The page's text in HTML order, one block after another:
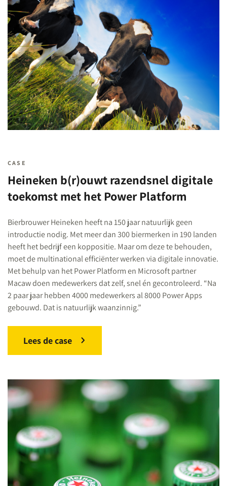
CASE
Heineken b(r)ouwt razendsnel digitale
toekomst met het Power Platform
Bierbrouwer Heineken heeft na 150 jaar natuurlijk geen
introductie nodig. Met meer dan 300 biermerken in 190 landen
heeft het bedrijf een koppositie. Maar om deze te behouden,
moet de multinational efficiënter werken via digitale innovatie.
Met behulp van het Power Platform en Microsoft partner
Macaw doen medewerkers dat zelf, snel én gecontroleerd. “Na
2 paar jaar hebben 4000 medewerkers al 8000 Power Apps
gebouwd. Dat is natuurlijk waanzinnig.”
Lees de case